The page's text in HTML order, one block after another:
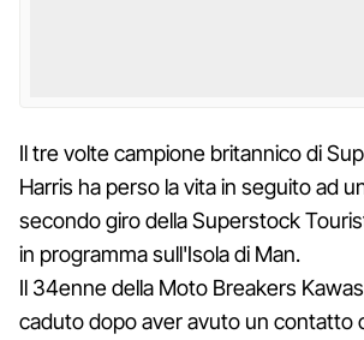
Il tre volte campione britannico di
Harris ha perso la vita in seguito ad
secondo giro della Superstock
in programma sull'Isola di Man.
Il 34enne della Moto Breakers
caduto dopo aver avuto un contatto